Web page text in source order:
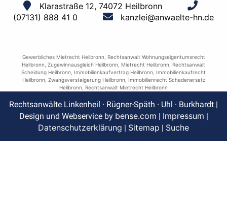
Klarastraße 12, 74072 Heilbronn
(07131) 888 41 0
kanzlei@anwaelte-hn.de
Gewerbliches Mietrecht Heilbronn
Rechtsanwalt Wohnungseigentumsrecht
Heilbronn Zugewinnausgleich Heilbronn Mietrecht Heilbronn
Rechtsanwalt
Scheidung Heilbronn
Immobilienkaufvertrag Heilbronn
Immobilienkaufrecht
Heilbronn Zwangsversteigerung Heilbronn
Immobilienrecht Schadenersatz
Heilbronn
Rechtsanwalt Mietrecht Heilbronn
Rechtsanwälte Linkenheil · Rügner-Späth · Uhl · Burkhardt |
Design und Webservice by bense.com | Impressum |
Datenschutzerklärung | Sitemap | Suche